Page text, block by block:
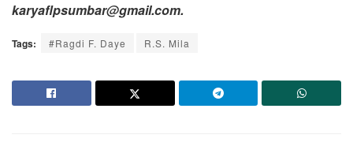
karyaflpsumbar@gmail.com.
Tags: #Ragdi F. Daye R.S. Mila